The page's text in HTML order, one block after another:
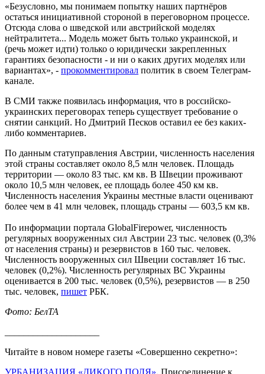
«Безусловно, мы понимаем попытку наших партнёров
остаться инициативной стороной в переговорном процессе.
Отсюда слова о шведской или австрийской моделях
нейтралитета... Модель может быть только украинской, и
(речь может идти) только о юридически закрепленных
гарантиях безопасности - и ни о каких других моделях или
вариантах», - прокомментировал политик в своем Телеграм-
канале.
В СМИ также появилась информация, что в российско-
украинских переговорах теперь существует требование о
снятии санкций. Но Дмитрий Песков оставил ее без каких-
либо комментариев.
По данным статуправления Австрии, численность населения
этой страны составляет около 8,5 млн человек. Площадь
территории — около 83 тыс. км кв. В Швеции проживают
около 10,5 млн человек, ее площадь более 450 км кв.
Численность населения Украины местные власти оценивают
более чем в 41 млн человек, площадь страны — 603,5 км кв.
По информации портала GlobalFirepower, численность
регулярных вооруженных сил Австрии 23 тыс. человек (0,3%
от населения страны) и резервистов в 160 тыс. человек.
Численность вооруженных сил Швеции составляет 16 тыс.
человек (0,2%). Численность регулярных ВС Украины
оценивается в 200 тыс. человек (0,5%), резервистов — в 250
тыс. человек, пишет РБК.
Фото: БелТА
Читайте в новом номере газеты «Совершенно секретно»:
УРБАНИЗАЦИЯ «ДИКОГО ПОЛЯ». Присоединение к